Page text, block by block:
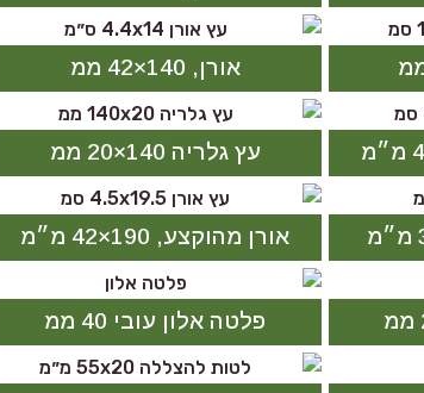
אורן, 140×42 ממ
עץ גלריה 140×20 ממ
אורן מהוקצע, 190×42 מ״מ
פלטה אלון עובי 40 ממ